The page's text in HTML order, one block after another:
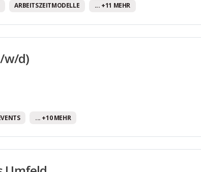
ARBEITSZEITMODELLE ... +11 MEHR
w/d)
... +10 MEHR